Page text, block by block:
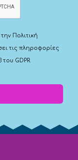
την Πολιτική
τις πληροφορίες
GDPR.